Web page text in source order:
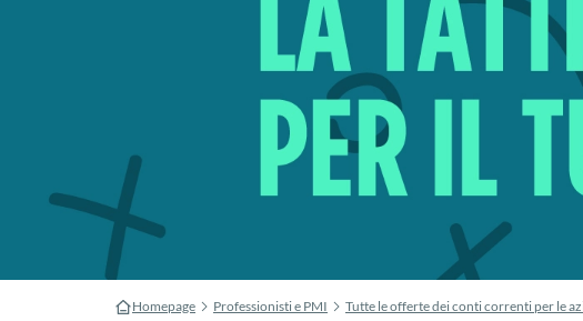
Homepage Professionisti e PMI Tutte le offerte dei conti correnti per le